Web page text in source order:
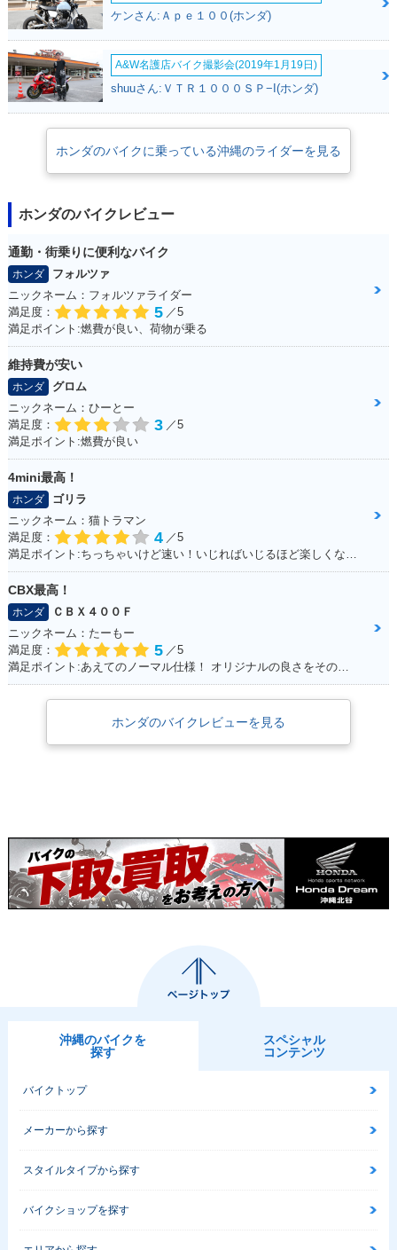
ケンさん:Ａｐｅ１００(ホンダ)
A&W名護店バイク撮影会(2019年1月19日)
shuuさん:ＶＴＲ１０００ＳＰ−I(ホンダ)
ホンダのバイクに乗っている沖縄のライダーを見る
ホンダのバイクレビュー
通勤・街乗りに便利なバイク
ホンダ
フォルツァ
ニックネーム：フォルツァライダー
満足度：
5 ／5
満足ポイント:燃費が良い、荷物が乗る
維持費が安い
ホンダ
グロム
ニックネーム：ひーとー
満足度：
3 ／5
満足ポイント:燃費が良い
4mini最高！
ホンダ
ゴリラ
ニックネーム：猫トラマン
満足度：
4 ／5
満足ポイント:ちっちゃいけど速い！いじればいじるほど楽しくなるバイク！カスタムパーツも社外で豊富にあるため楽しい！
CBX最高！
ホンダ
ＣＢＸ４００Ｆ
ニックネーム：たーもー
満足度：
5 ／5
満足ポイント:あえてのノーマル仕様！ オリジナルの良さをそのまま残して大事に乗って生きたい！！
ホンダのバイクレビューを見る
沖縄のバイクを
探す
スペシャル
コンテンツ
バイクトップ
メーカーから探す
スタイルタイプから探す
バイクショップを探す